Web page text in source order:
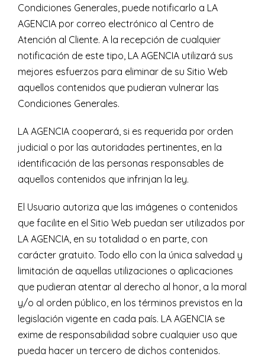
Condiciones Generales, puede notificarlo a LA
AGENCIA por correo electrónico al Centro de
Atención al Cliente. A la recepción de cualquier
notificación de este tipo, LA AGENCIA utilizará sus
mejores esfuerzos para eliminar de su Sitio Web
aquellos contenidos que pudieran vulnerar las
Condiciones Generales.
LA AGENCIA cooperará, si es requerida por orden
judicial o por las autoridades pertinentes, en la
identificación de las personas responsables de
aquellos contenidos que infrinjan la ley.
El Usuario autoriza que las imágenes o contenidos
que facilite en el Sitio Web puedan ser utilizados por
LA AGENCIA, en su totalidad o en parte, con
carácter gratuito. Todo ello con la única salvedad y
limitación de aquellas utilizaciones o aplicaciones
que pudieran atentar al derecho al honor, a la moral
y/o al orden público, en los términos previstos en la
legislación vigente en cada país. LA AGENCIA se
exime de responsabilidad sobre cualquier uso que
pueda hacer un tercero de dichos contenidos.